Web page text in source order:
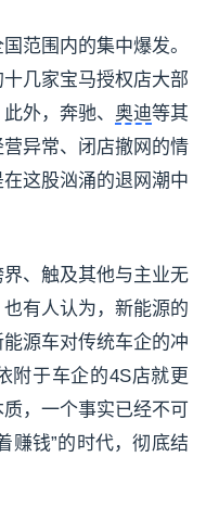
范围内的集中爆发。
几家宝马授权店大部
外，奔驰、 奥迪等其
异常、闭店撤网的情
这股汹涌的退网潮中
、触及其他与主业无
有人认为，新能源的
源车对传统车企的冲
附于车企的4S店就更
，一个事实已经不可
赚钱”的时代，彻底结